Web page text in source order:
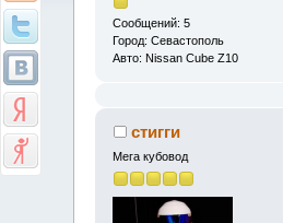
Сообщений: 5
Город: Севастополь
Авто: Nissan Cube Z10
стигги
Мега кубовод